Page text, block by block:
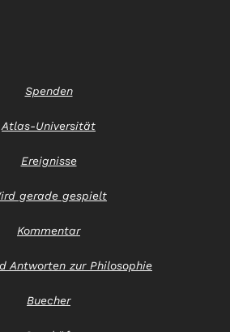
Spenden
Atlas-Universität
Ereignisse
gerade gespielt
Kommentar
Antworten zur Philosophie
Buecher